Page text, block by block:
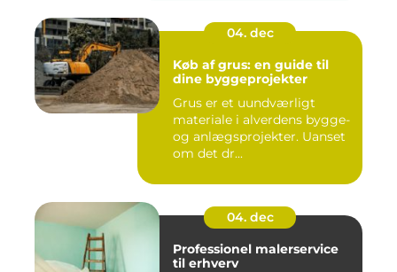
04. dec
Køb af grus: en guide til
dine byggeprojekter
Grus er et uundværligt
materiale i alverdens bygge-
og anlægsprojekter. Uanset
om det dr...
04. dec
Professionel malerservice
til erhverv